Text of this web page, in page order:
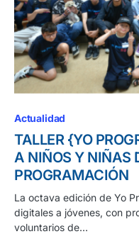
Actualidad
TALLER {YO
A NIÑOS Y NIÑAS
PROGRAMACIÓN
La octava edición de Yo
digitales a jóvenes, con
voluntarios de…